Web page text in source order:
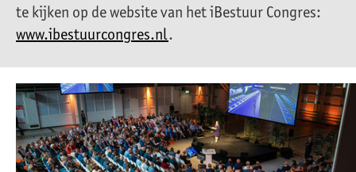
te kijken op de website van het iBestuur Congres:
www.ibestuurcongres.nl.